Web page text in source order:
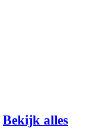
Bekijk alles